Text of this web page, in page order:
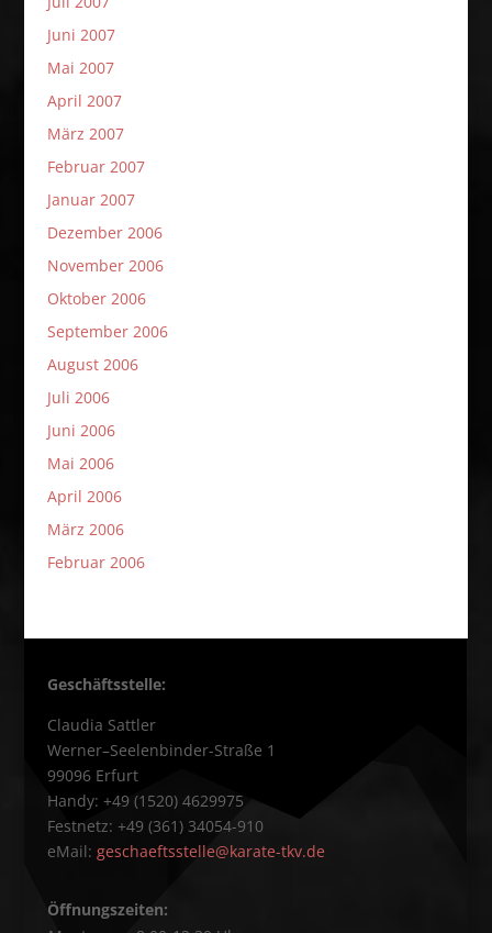
Juni 2007
Mai 2007
April 2007
März 2007
Februar 2007
Januar 2007
Dezember 2006
November 2006
Oktober 2006
September 2006
August 2006
Juli 2006
Juni 2006
Mai 2006
April 2006
März 2006
Februar 2006
Geschäftsstelle:
Claudia Sattler
Werner–Seelenbinder-Straße 1
99096 Erfurt
Handy: +49 (1520) 4629975
Festnetz: +49 (361) 34054-910
eMail: geschaeftsstelle@karate-tkv.de
Öffnungszeiten: